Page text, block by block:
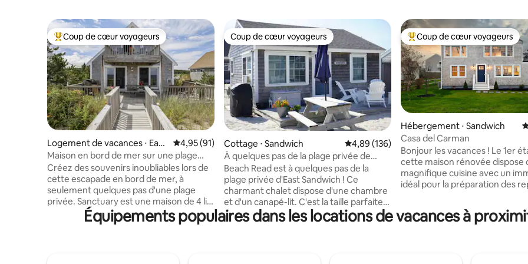
Coups de cœur voyageurs les plus appréciés
Coup de cœur voyageurs
Logement de vacances ⋅ East
Sandwich
Évaluation moyenne sur la base de 91 commentaires : 4,95 sur 5
4,95 (91)
Maison en bord de mer sur une plage
privée !
Créez des souvenirs inoubliables lors de
cette escapade en bord de mer, à
seulement quelques pas d'une plage
privée. Sanctuary est une maison de 4 lits
et 3 salles de bain intégrée aux dunes,
parfaite pour les familles, les groupes et
Coup de cœur voyageurs
Coup de cœur voyageurs
Cottage ⋅ Sandwich Évaluation moyenne sur la base de 136
4,89 (136)
À quelques pas de la plage privée de
Cape Cod !
Beach Read est à quelques pas de la
plage privée d'East Sandwich ! Ce
charmant chalet dispose d'une chambre
et d'un canapé-lit. C'est la taille parfaite
pour un couple ou une petite famille à la
recherche d'une escapade à Cape Cod !
Coups de cœur voyageurs les
Coup de cœur voyageurs
Hébergement ⋅ Sandwich
Casa del Carman
Bonjour les vacances ! Le 1er
cette maison rénovée dispose
magnifique cuisine avec un
idéal pour la préparation des
trouverez un beau salon. Vous
Équipements populaires dans les locations de vacances à